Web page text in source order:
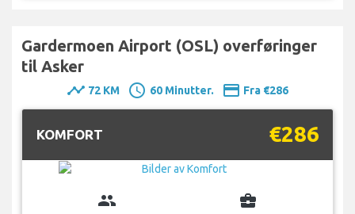
Gardermoen Airport (OSL) overføringer
til Asker
timeline 72 KM schedule 60 Minutter. payment Fra €286
KOMFORT €286
group business_center